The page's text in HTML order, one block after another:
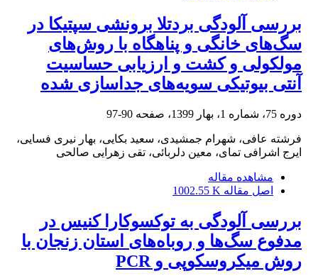
بررسی آلودگی بردتلا برونشی سپتیکا در
سگ‌های خانگی و پناهگاه با روش‌های
مولکولی و کشت و ارزیابی حساسیت
آنتی بیوتیکی سویه‌های جداسازی شده
دوره 75، شماره 1، بهار 1399، صفحه 90-97
فرشته عافی، شهرام جمشیدی، سعید بکایی، بهار نیری فسایی،
ایرج اشرافی تمای، معین دلربائی، تقی زهرایی صالحی
مشاهده مقاله
اصل مقاله 1002.55 K
بررسی آلودگی به توکسوکارا کنیس در
مدفوع سگ‌ها و روباه‌های استان زنجان با
روش میکروسکوپی و PCR